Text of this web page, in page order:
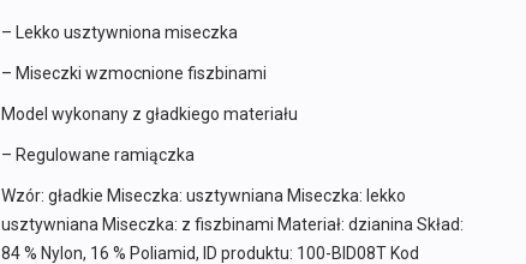
– Lekko usztywniona miseczka
– Miseczki wzmocnione fiszbinami
Model wykonany z gładkiego materiału
– Regulowane ramiączka
Wzór: gładkie Miseczka: usztywniana Miseczka: lekko
usztywniana Miseczka: z fiszbinami Materiał: dzianina Skład:
84 % Nylon, 16 % Poliamid, ID produktu: 100-BID08T Kod